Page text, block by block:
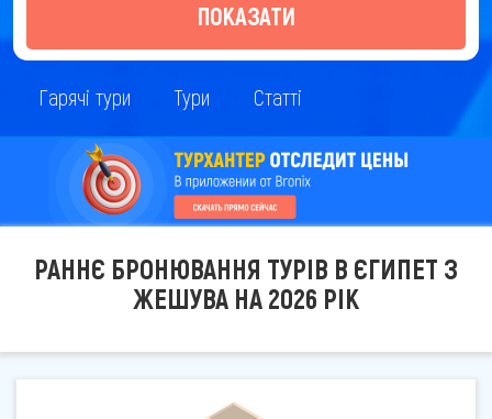
ПОКАЗАТИ
Гарячі тури Тури Статті
РАННЄ БРОНЮВАННЯ ТУРІВ В ЄГИПЕТ З
ЖЕШУВА НА 2026 РІК